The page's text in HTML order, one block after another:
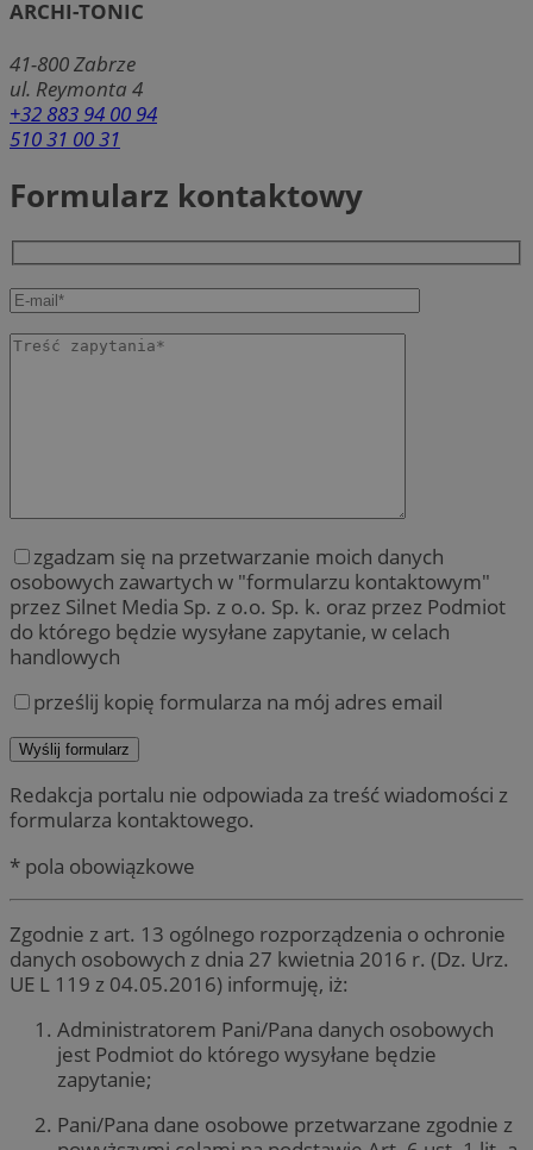
ARCHI-TONIC
41-800Zabrze
ul. Reymonta 4
+32 883 94 00 94
510 31 00 31
Formularz kontaktowy
zgadzam się na przetwarzanie moich danych
osobowych zawartych w "formularzu kontaktowym"
przez Silnet Media Sp. z o.o. Sp. k. oraz przez Podmiot
do którego będzie wysyłane zapytanie, w celach
handlowych
prześlij kopię formularza na mój adres email
Redakcja portalu nie odpowiada za treść wiadomości z
formularza kontaktowego.
* pola obowiązkowe
Zgodnie z art. 13 ogólnego rozporządzenia o ochronie
danych osobowych z dnia 27 kwietnia 2016 r. (Dz. Urz.
UE L 119 z 04.05.2016) informuję, iż:
Administratorem Pani/Pana danych osobowych
jest Podmiot do którego wysyłane będzie
zapytanie;
Pani/Pana dane osobowe przetwarzane zgodnie z